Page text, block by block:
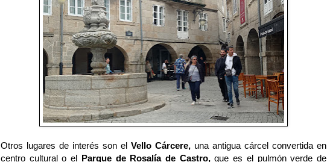
Otros lugares de interés son el Vello Cárcere, una antigua cárcel convertida en
centro cultural o el Parque de Rosalía de Castro,que es el pulmón verde de